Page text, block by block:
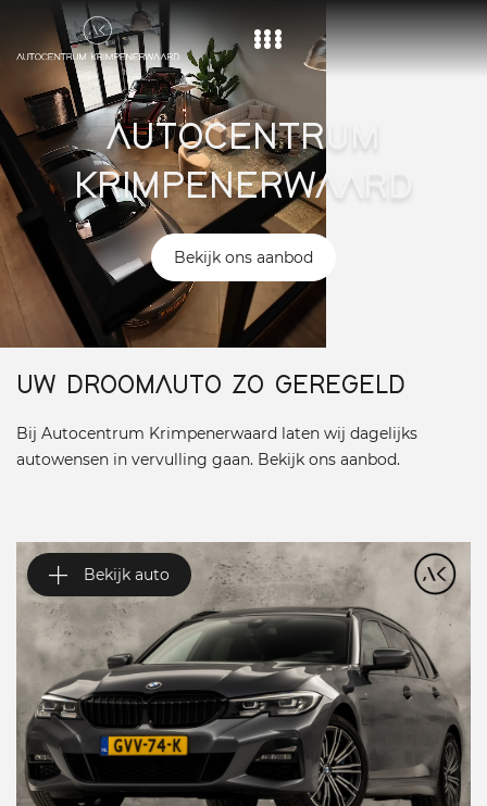
Home
Aanbod
Diensten
Over ons
Vacature
Contact
AUTOCENTRUM
KRIMPENERWAARD
Bekijk ons aanbod
UW DROOMAUTO ZO GEREGELD
Bij Autocentrum Krimpenerwaard laten wij dagelijks
autowensen in vervulling gaan. Bekijk ons aanbod.
Bekijk auto